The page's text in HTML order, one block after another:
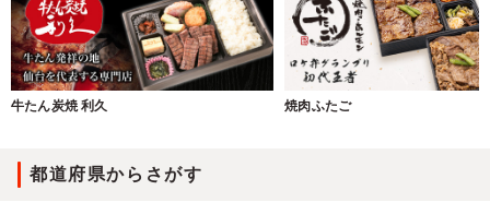
牛たん炭焼 利久 焼肉ふたご
都道府県からさがす